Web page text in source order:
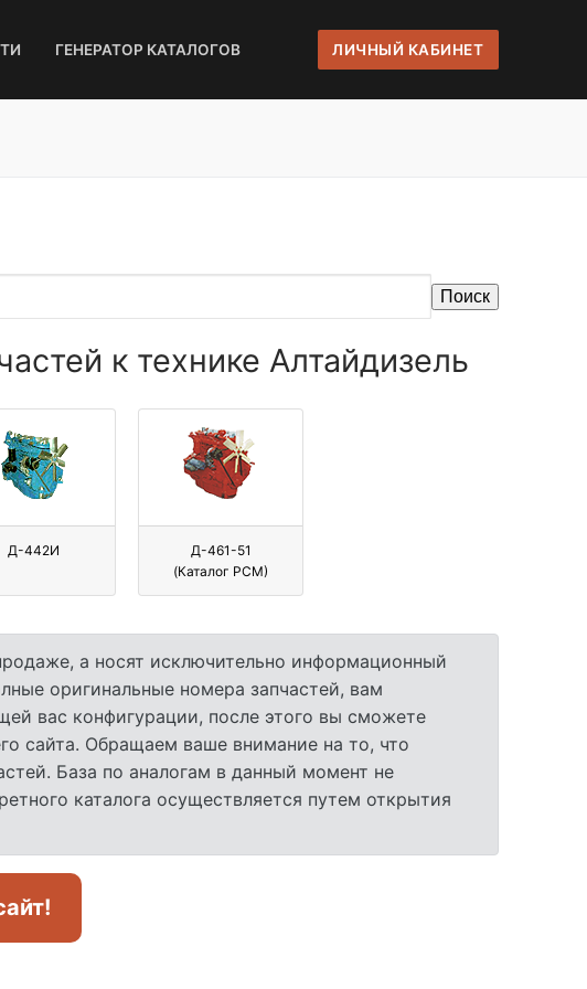
ГЕНЕРАТОР КАТАЛОГОВ ЛИЧНЫЙ КАБИНЕТ
Поиск
к технике Алтайдизель
Д-442И
Д-461-51
(Каталог РСМ)
а носят исключительно информационный
оригинальные номера запчастей, вам
вас конфигурации, после этого вы сможете
сайта. Обращаем ваше внимание на то, что
База по аналогам в данный момент не
каталога осуществляется путем открытия